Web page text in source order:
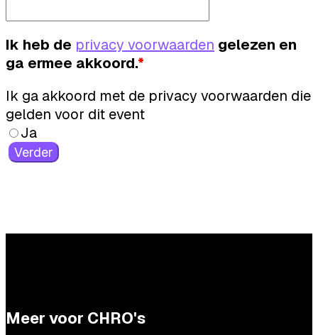
Ik heb de privacy voorwaarden gelezen en
ga ermee akkoord.*
Ik ga akkoord met de privacy voorwaarden die
gelden voor dit event
Ja
Verder
Meer voor CHRO's